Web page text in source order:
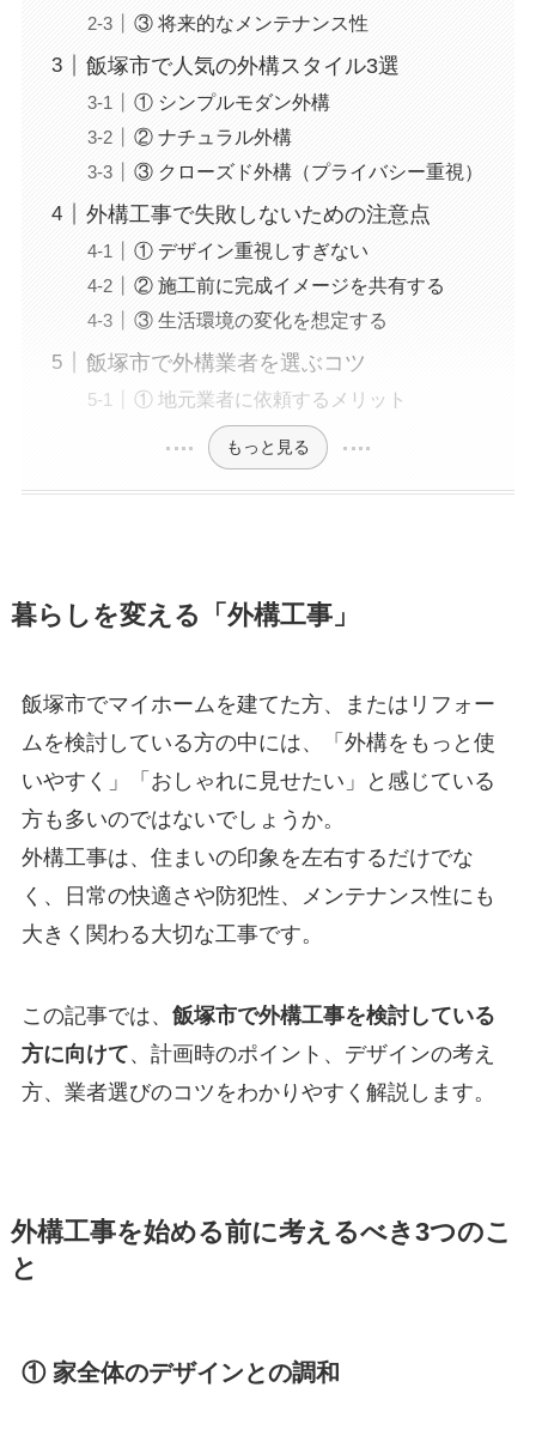
③ 将来的なメンテナンス性
飯塚市で人気の外構スタイル3選
① シンプルモダン外構
② ナチュラル外構
③ クローズド外構（プライバシー重視）
外構工事で失敗しないための注意点
① デザイン重視しすぎない
② 施工前に完成イメージを共有する
③ 生活環境の変化を想定する
飯塚市で外構業者を選ぶコツ
① 地元業者に依頼するメリット
もっと見る
暮らしを変える「外構工事」
飯塚市でマイホームを建てた方、またはリフォー
ムを検討している方の中には、「外構をもっと使
いやすく」「おしゃれに見せたい」と感じている
方も多いのではないでしょうか。
外構工事は、住まいの印象を左右するだけでな
く、日常の快適さや防犯性、メンテナンス性にも
大きく関わる大切な工事です。
この記事では、 飯塚市で外構工事を検討している
方に向けて、計画時のポイント、デザインの考え
方、業者選びのコツをわかりやすく解説します。
外構工事を始める前に考えるべき3つのこ
と
① 家全体のデザインとの調和